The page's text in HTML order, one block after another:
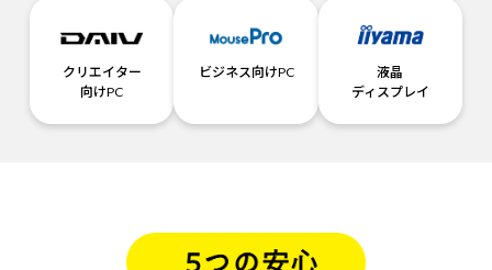
クリエイター
向けPC
ビジネス向けPC
液晶
ディスプレイ